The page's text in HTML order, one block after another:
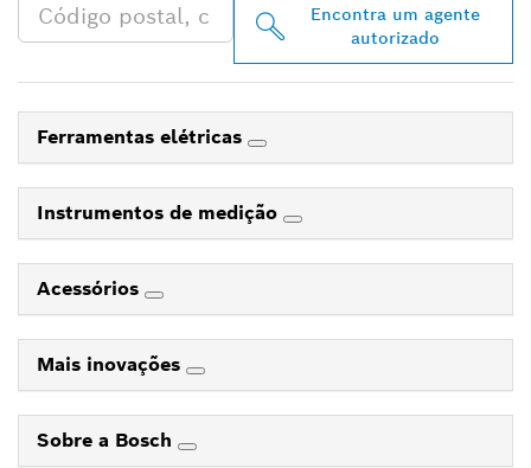
Encontra um agente
autorizado
Ferramentas elétricas
Instrumentos de medição
Acessórios
Mais inovações
Sobre a Bosch